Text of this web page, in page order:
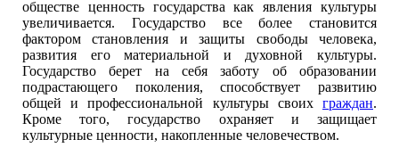
обществе ценность государства как явления культуры
увеличивается. Государство все более становится
фактором становления и защиты свободы человека,
развития его материальной и духовной культуры.
Государство берет на себя заботу об образовании
подрастающего поколения, способствует развитию
общей и профессиональной культуры своих граждан.
Кроме того, государство охраняет и защищает
культурные ценности, накопленные человечеством.